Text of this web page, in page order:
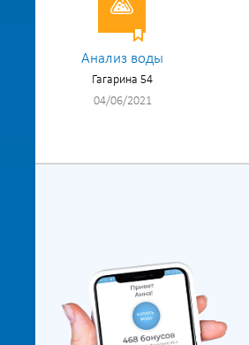
Анализ воды
Гагарина 54
04/06/2021